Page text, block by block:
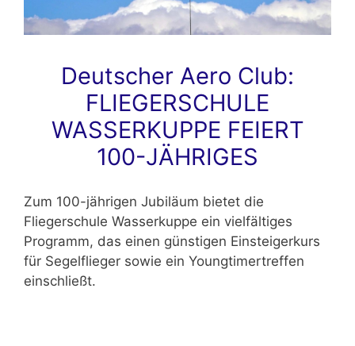
Deutscher Aero Club:
FLIEGERSCHULE
WASSERKUPPE FEIERT
100-JÄHRIGES
Zum 100-jährigen Jubiläum bietet die
Fliegerschule Wasserkuppe ein vielfältiges
Programm, das einen günstigen Einsteigerkurs
für Segelflieger sowie ein Youngtimertreffen
einschließt.